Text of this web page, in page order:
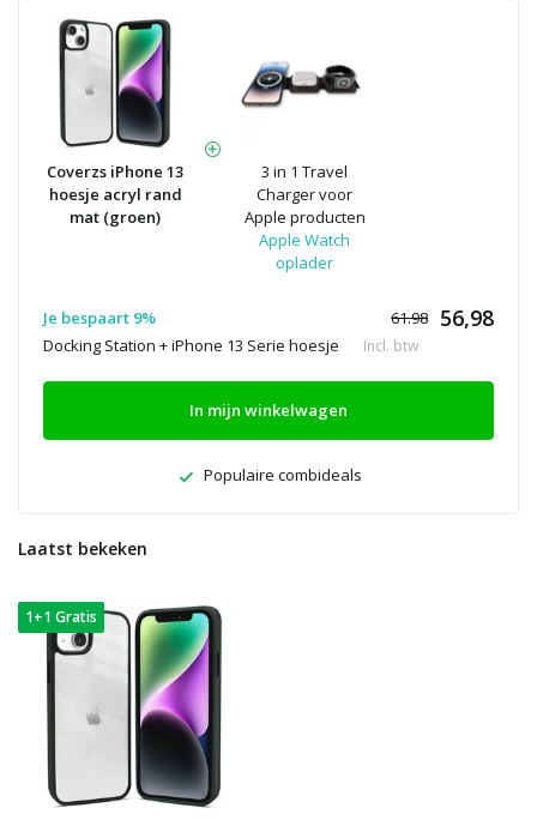
Coverzs iPhone 13
hoesje acryl rand
mat (groen)
3 in 1 Travel
Charger voor
Apple producten
Apple Watch
oplader
Je bespaart 9% 61.98 56,98
Docking Station + iPhone 13 Serie hoesje Incl. btw
In mijn winkelwagen
Populaire combideals
Laatst bekeken
1+1 Gratis